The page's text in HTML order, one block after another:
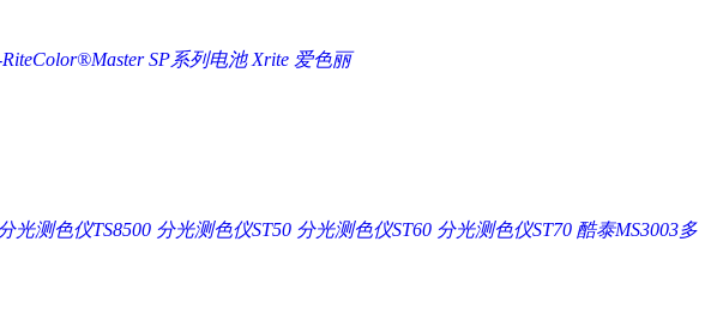
RiteColor®Master SP系列电池 Xrite 爱色丽
光测色仪TS8500 分光测色仪ST50 分光测色仪ST60 分光测色仪ST70 酷泰MS3003多